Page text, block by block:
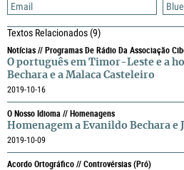
Email
Textos Relacionados(9)
Notícias // Programas De Rádio Da Associação
O português em Timor-Leste e a
Bechara e a Malaca Casteleiro
2019-10-16
O Nosso Idioma // Homenagens
Homenagem a Evanildo Bechara e
2019-10-09
Acordo Ortográfico // Controvérsias (pró)